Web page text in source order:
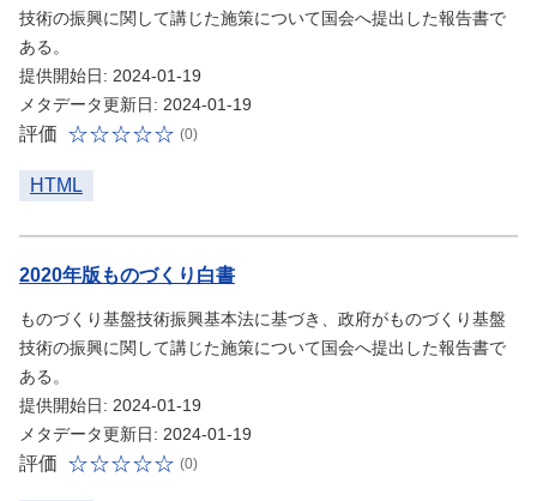
技術の振興に関して講じた施策について国会へ提出した報告書で
ある。
提供開始日: 2024-01-19
メタデータ更新日: 2024-01-19
評価 (0)
HTML
2020年版ものづくり白書
ものづくり基盤技術振興基本法に基づき、政府がものづくり基盤
技術の振興に関して講じた施策について国会へ提出した報告書で
ある。
提供開始日: 2024-01-19
メタデータ更新日: 2024-01-19
評価 (0)